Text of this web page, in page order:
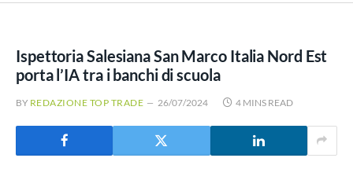
Ispettoria Salesiana San Marco Italia Nord Est
porta l’IA tra i banchi di scuola
BY REDAZIONE TOP TRADE 26/07/2024 4 MINS READ